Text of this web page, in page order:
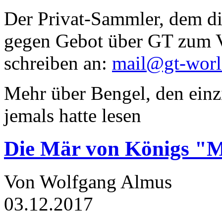
Der Privat-Sammler, dem
gegen Gebot über GT zum
schreiben an: mail@gt-
Mehr über Bengel, den
jemals hatte lesen
Die Mär von Königs
Von Wolfgang Almus
03.12.2017